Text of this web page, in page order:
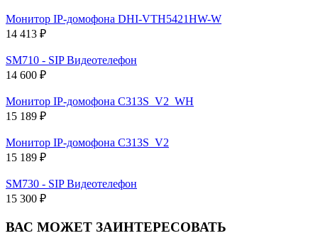
Монитор IP-домофона DHI-VTH5421HW-W
14 413 ₽
SM710 - SIP Видеотелефон
14 600 ₽
Монитор IP-домофона C313S_V2_WH
15 189 ₽
Монитор IP-домофона C313S_V2
15 189 ₽
SM730 - SIP Видеотелефон
15 300 ₽
ВАС МОЖЕТ ЗАИНТЕРЕСОВАТЬ